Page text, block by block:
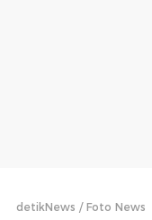
detikNews Foto News